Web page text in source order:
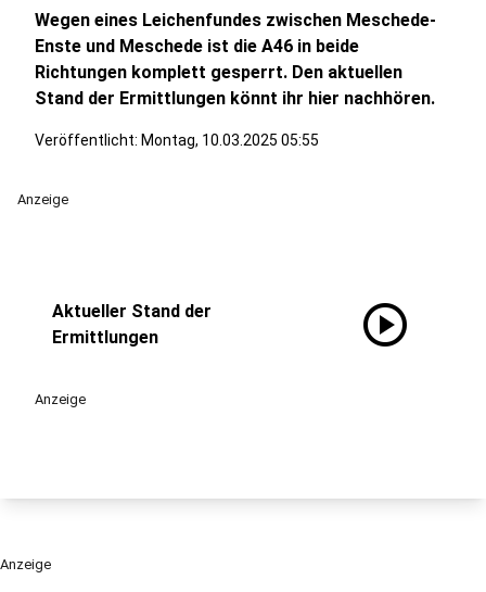
Wegen eines Leichenfundes zwischen Meschede-
Enste und Meschede ist die A46 in beide
Richtungen komplett gesperrt. Den aktuellen
Stand der Ermittlungen könnt ihr hier nachhören.
Veröffentlicht: Montag, 10.03.2025 05:55
Anzeige
Aktueller Stand der
Ermittlungen
play_circle
Anzeige
Anzeige